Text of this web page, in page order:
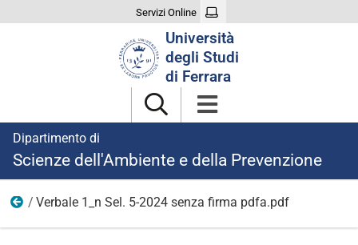
Servizi Online
Università
degli Studi
di Ferrara
Dipartimento di
Scienze dell'Ambiente e della Prevenzione
Ricerca
Verbale 1_n Sel. 5-2024 senza firma pdfa.pdf